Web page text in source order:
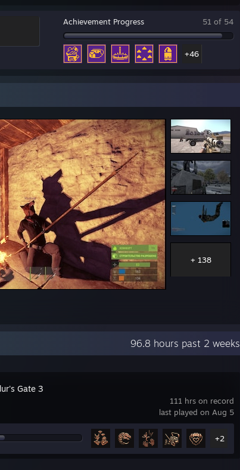
Achievement Progress 51 of 54
+46
+ 138
96.8 hours past 2 weeks
111 hrs on record
last played on Aug 5
Gate 3
+2